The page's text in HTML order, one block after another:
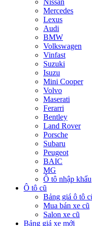
Nissan
Mercedes
Lexus
Audi
BMW
Volkswagen
Vinfast
Suzuki
Isuzu
Mini Cooper
Volvo
Maserati
Ferarri
Bentley
Land Rover
Porsche
Subaru
Peugeot
BAIC
MG
Ô tô nhập khẩu
Ô tô cũ
Bảng giá ô tô
Mua bán xe cũ
Salon xe cũ
Bảng giá xe mới